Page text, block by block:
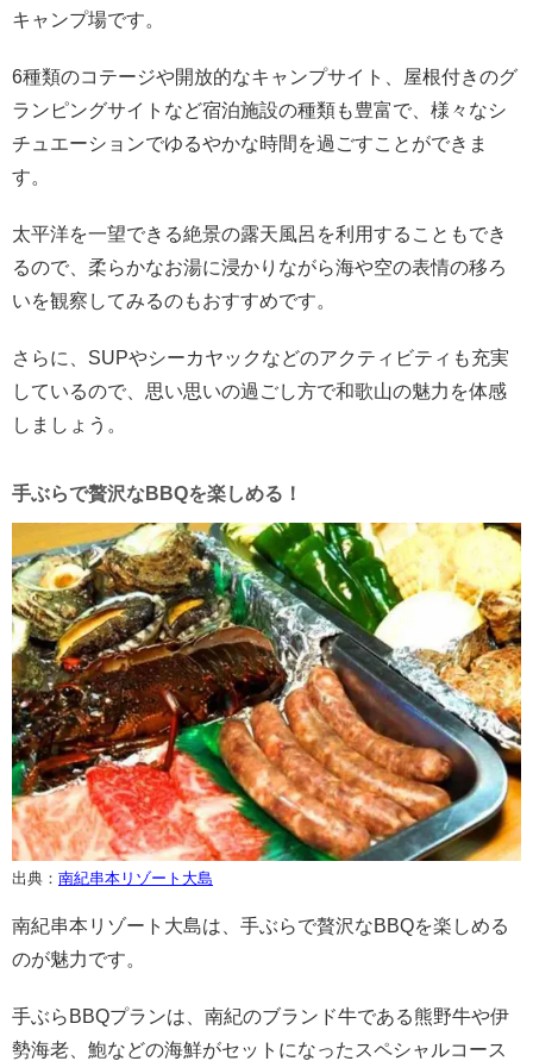
キャンプ場です。
6種類のコテージや開放的なキャンプサイト、屋根付きのグ
ランピングサイトなど宿泊施設の種類も豊富で、様々なシ
チュエーションでゆるやかな時間を過ごすことができま
す。
太平洋を一望できる絶景の露天風呂を利用することもでき
るので、柔らかなお湯に浸かりながら海や空の表情の移ろ
いを観察してみるのもおすすめです。
さらに、SUPやシーカヤックなどのアクティビティも充実
しているので、思い思いの過ごし方で和歌山の魅力を体感
しましょう。
手ぶらで贅沢なBBQを楽しめる！
出典： 南紀串本リゾート大島
南紀串本リゾート大島は、手ぶらで贅沢なBBQを楽しめる
のが魅力です。
手ぶらBBQプランは、南紀のブランド牛である熊野牛や伊
勢海老、鮑などの海鮮がセットになったスペシャルコース